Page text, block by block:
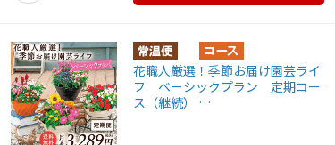
花職人厳選！季節お届け園芸ライ
フ ベーシックプラン 定期コー
ス（継続） …